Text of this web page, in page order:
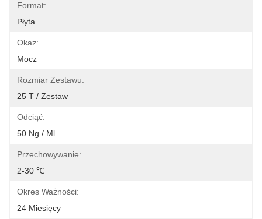
Format:
Płyta
Okaz:
Mocz
Rozmiar Zestawu:
25 T / Zestaw
Odciąć:
50 Ng / Ml
Przechowywanie:
2-30 ℃
Okres Ważności:
24 Miesięcy